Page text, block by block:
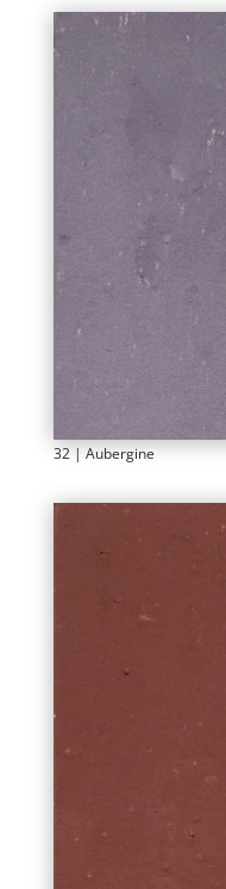
32 | Aubergine